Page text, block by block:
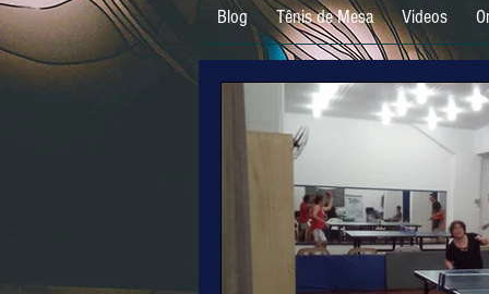
Blog Tênis de Mesa Videos